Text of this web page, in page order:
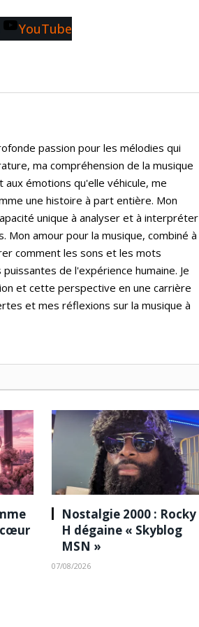
YouTube
passion pour les mélodies qui
ma compréhension de la musique
émotions qu'elle véhicule, me
une histoire à part entière. Mon
unique à analyser et à interpréter
amour pour la musique, combiné à
comment les sons et les mots
de l'expérience humaine. Je
et cette perspective en une carrière
et mes réflexions sur la musique à
cœur
Nostalgie 2000 : Rocky
H dégaine « Skyblog
MSN »
07/08/2026